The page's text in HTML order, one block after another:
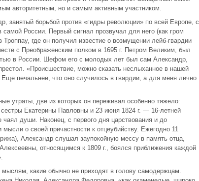
авторитетным, но и самым активным участником.
занятый борьбой против «гидры революции» по всей Европе, с
России. Первый сигнал прозвучал для него (как гром
где он получил известие о возмущении лейб-гвардии
с Преображенским полком в 1695 г. Петром Великим, был
в России. Шефом его с молодых лет был сам Александр,
«Происшествие, можно сказать неслыханное в нашей
печальнее, что оно случилось в гвардии, а для меня лично
утраты, две из которых он переживал особенно тяжело:
Екатерины Павловны и 23 июня 1824 г. — 16-летней
души. Наконец, с первого дня царствования и до
о своей причастности к отцеубийству. Ежегодно 11
Александр слушал заупокойную мессу в память отца,
относящимся к 1809 г., боялся приближения каждой
какие обычно не приходят в голову самодержцам.